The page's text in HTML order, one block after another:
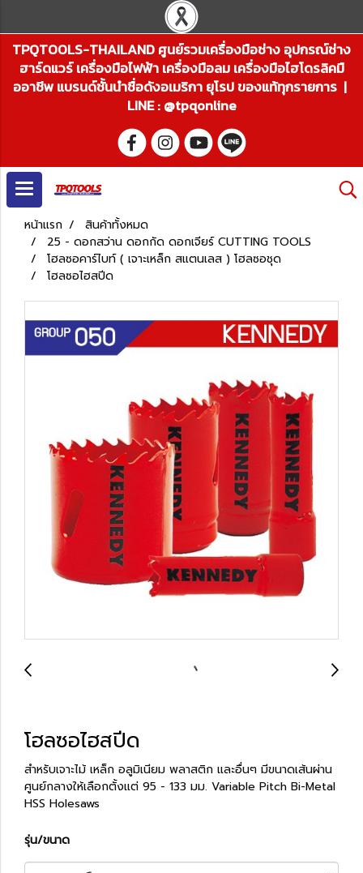
TPQTOOLS-THAILAND ศูนย์รวมเครื่องมือช่าง อุปกรณ์ช่าง
ฮาร์ดแวร์ เครื่องมือไฟฟ้า เครื่องมือลม เครื่องมือไฮโดรลิคมื
ออาชีพ แบรนด์ชั้นนำชื่อดังอเมริกา ยุโรป ของแท้ทุกรายการ |
LINE : @tpqonline
หน้าแรก
สินค้าทั้งหมด
25 - ดอกสว่าน ดอกกัด ดอกเจียร์ CUTTING TOOLS
โฮลซอคาร์ไบท์ ( เจาะเหล็ก สแตนเลส ) โฮลซอชุด
โฮลซอไฮสปีด
โฮลซอไฮสปีด
สำหรับเจาะไม้ เหล็ก อลูมิเนียม พลาสติก และอื่นๆ มีขนาดเส้นผ่าน
ศูนย์กลางให้เลือกตั้งแต่ 95 - 133 มม. Variable Pitch Bi-Metal
HSS Holesaws
รุ่น/ขนาด